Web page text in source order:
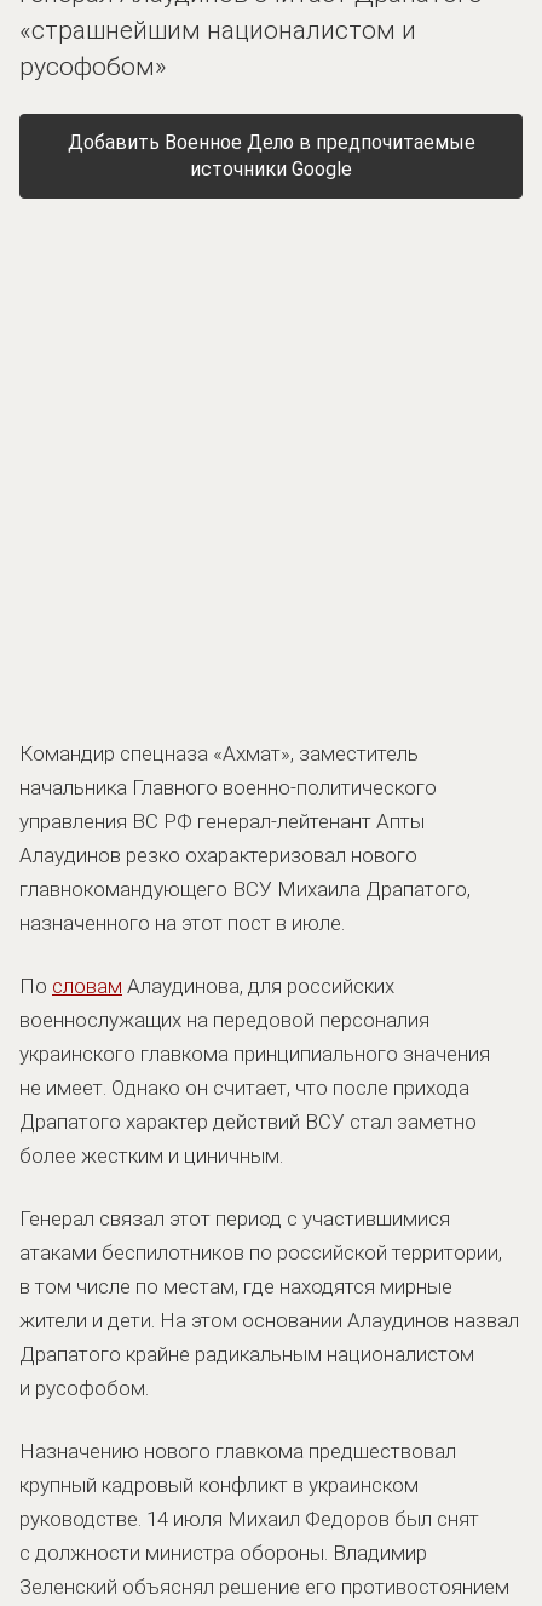
«страшнейшим националистом и
русофобом»
Добавить Военное Дело в предпочитаемые
источники Google
Командир спецназа «Ахмат», заместитель
начальника Главного военно-политического
управления ВС РФ генерал-лейтенант Апты
Алаудинов резко охарактеризовал нового
главнокомандующего ВСУ Михаила Драпатого,
назначенного на этот пост в июле.
По словам Алаудинова, для российских
военнослужащих на передовой персоналия
украинского главкома принципиального значения
не имеет. Однако он считает, что после прихода
Драпатого характер действий ВСУ стал заметно
более жестким и циничным.
Генерал связал этот период с участившимися
атаками беспилотников по российской территории,
в том числе по местам, где находятся мирные
жители и дети. На этом основании Алаудинов назвал
Драпатого крайне радикальным националистом
и русофобом.
Назначению нового главкома предшествовал
крупный кадровый конфликт в украинском
руководстве. 14 июля Михаил Федоров был снят
с должности министра обороны. Владимир
Зеленский объяснял решение его противостоянием